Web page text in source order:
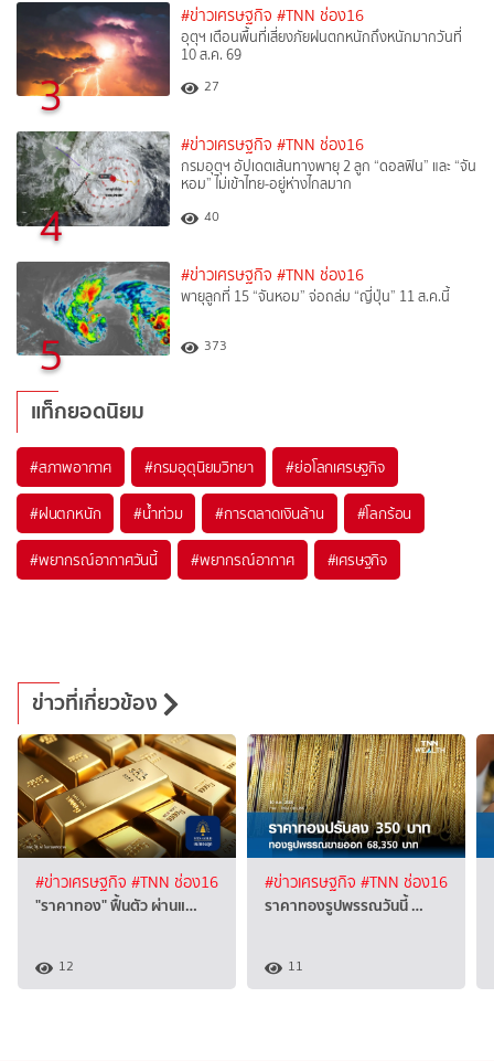
3
#ข่าวเศรษฐกิจ #TNN ช่อง16
อุตุฯ เตือนพื้นที่เสี่ยงภัยฝนตกหนักถึงหนักมากวันที่
10 ส.ค. 69
27
4
#ข่าวเศรษฐกิจ #TNN ช่อง16
กรมอุตุฯ อัปเดตเส้นทางพายุ 2 ลูก “ดอลฟิน” และ “จัน
หอม” ไม่เข้าไทย-อยู่ห่างไกลมาก
40
5
#ข่าวเศรษฐกิจ #TNN ช่อง16
พายุลูกที่ 15 “จันหอม” จ่อถล่ม “ญี่ปุ่น” 11 ส.ค.นี้
373
แท็กยอดนิยม
#สภาพอากาศ #กรมอุตุนิยมวิทยา #ย่อโลกเศรษฐกิจ
#ฝนตกหนัก #น้ำท่วม #การตลาดเงินล้าน #โลกร้อน
#พยากรณ์อากาศวันนี้ #พยากรณ์อากาศ #เศรษฐกิจ
ข่าวที่เกี่ยวข้อง
#ข่าวเศรษฐกิจ #TNN ช่อง16
"ราคาทอง" ฟื้นตัว ผ่านแ…
12
#ข่าวเศรษฐกิจ #TNN ช่อง16
ราคาทองรูปพรรณวันนี้ …
11